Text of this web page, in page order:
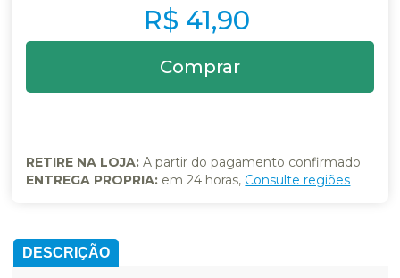
R$ 41,90
RETIRE NA LOJA: A partir do pagamento confirmado
ENTREGA PROPRIA: em 24 horas, Consulte regiões
DESCRIÇÃO